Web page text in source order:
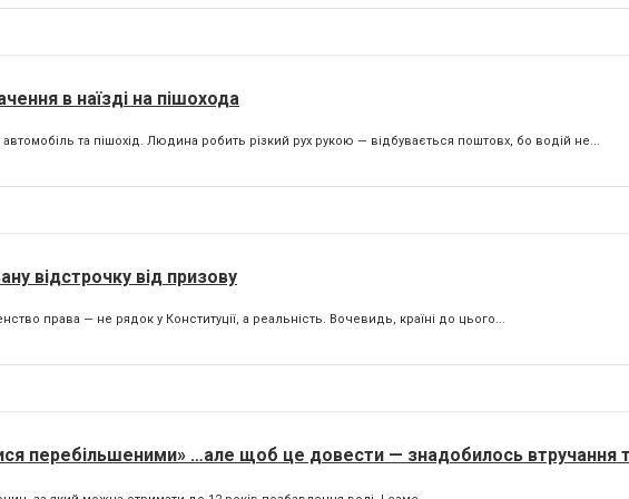
в наїзді на пішохода
та пішохід. Людина робить різкий рух рукою — відбувається поштовх, бо водій не...
відстрочку від призову
права — не рядок у Конституції, а реальність. Вочевидь, країні до цього...
перебільшеними» …але щоб це довести — знадобилось втручання